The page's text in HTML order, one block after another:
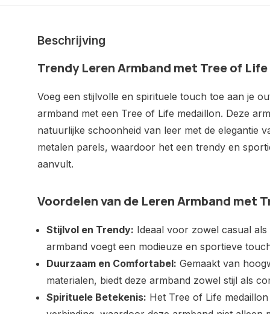
Beschrijving
Trendy Leren Armband met Tree of Life
Voeg een stijlvolle en spirituele touch toe aan je
armband met een Tree of Life medaillon. Deze
natuurlijke schoonheid van leer met de elegantie
metalen parels, waardoor het een trendy en
aanvult.
Voordelen van de Leren Armband met
Stijlvol en Trendy: Ideaal voor zowel casual
armband voegt een modieuze en sportieve
Duurzaam en Comfortabel: Gemaakt van
materialen, biedt deze armband zowel stijl als
Spirituele Betekenis: Het Tree of Life